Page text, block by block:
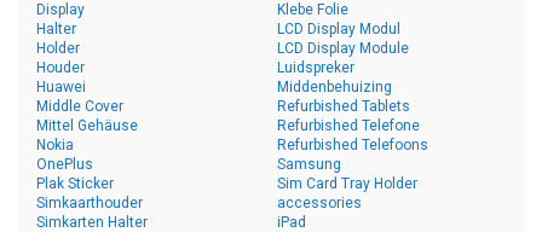
Display
Halter
Holder
Houder
Huawei
Klebe Folie
LCD Display Modul
LCD Display Module
Luidspreker
Middenbehuizing
Middle Cover
Mittel Gehäuse
Nokia
OnePlus
Plak Sticker
Refurbished Tablets
Refurbished Telefone
Refurbished Telefoons
Samsung
Sim Card Tray Holder
Simkaarthouder
Simkarten Halter
accessories
iPad